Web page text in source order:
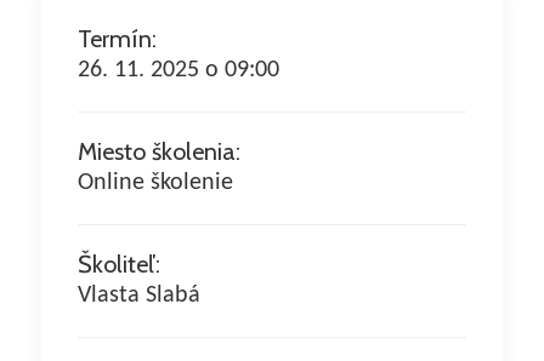
Termín:
26. 11. 2025 o 09:00
Miesto školenia:
Online školenie
Školiteľ:
Vlasta Slabá